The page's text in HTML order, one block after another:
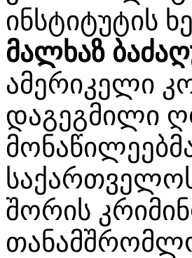
ინსტიტუტის
მალხაზ
ამერიკელი
დაგეგმილი
შორის